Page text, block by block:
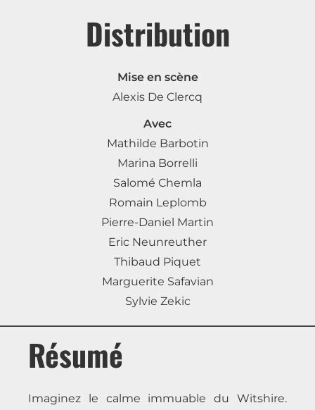
Distribution
Mise en scène
Alexis De Clercq
Avec
Mathilde Barbotin
Marina Borrelli
Salomé Chemla
Romain Leplomb
Pierre-Daniel Martin
Eric Neunreuther
Thibaud Piquet
Marguerite Safavian
Sylvie Zekic
Résumé
Imaginez le calme immuable du Witshire.